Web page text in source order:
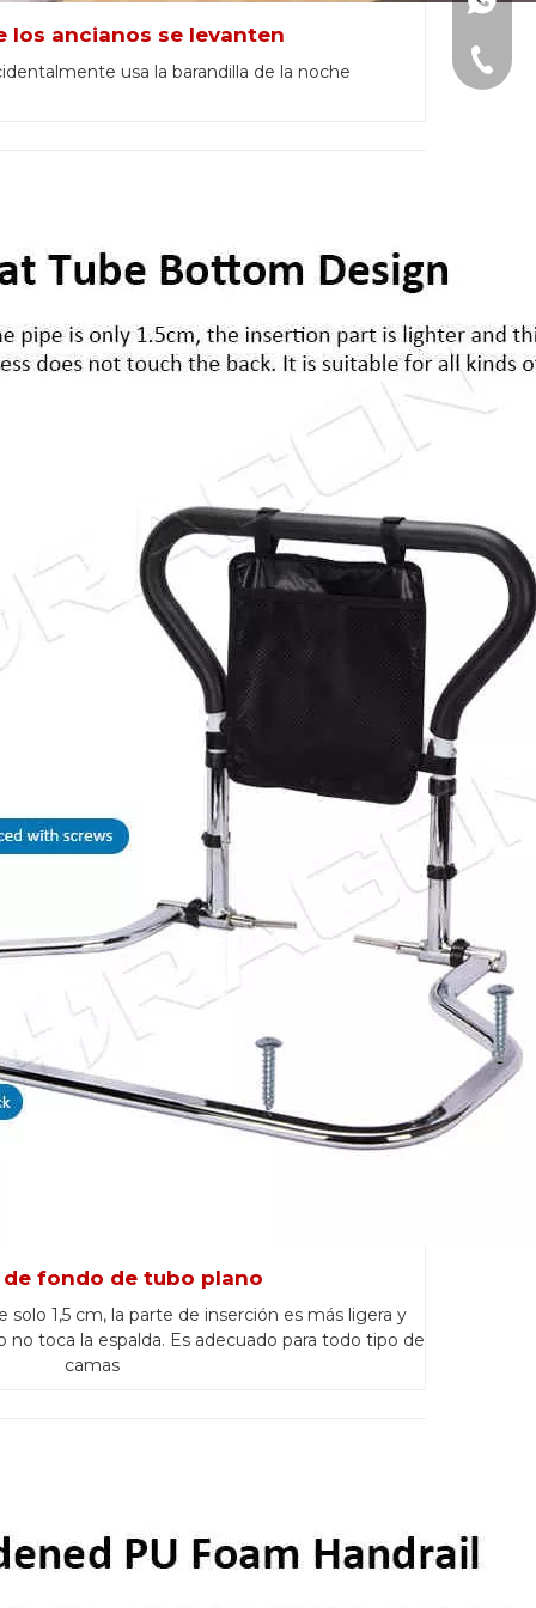
los ancianos se levanten
usa la barandilla de la noche
de fondo de tubo plano
solo 1,5 cm, la parte de inserción es más ligera y
no toca la espalda. Es adecuado para todo tipo de
camas
+86-